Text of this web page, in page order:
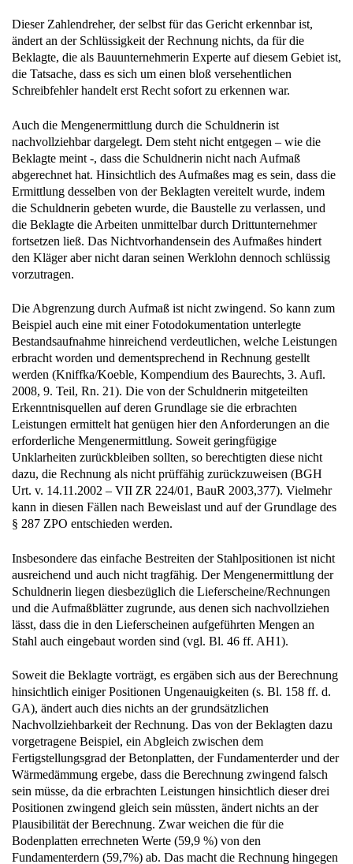
Dieser Zahlendreher, der selbst für das Gericht erkennbar ist,
ändert an der Schlüssigkeit der Rechnung nichts, da für die
Beklagte, die als Bauunternehmerin Experte auf diesem Gebiet ist,
die Tatsache, dass es sich um einen bloß versehentlichen
Schreibfehler handelt erst Recht sofort zu erkennen war.
Auch die Mengenermittlung durch die Schuldnerin ist
nachvollziehbar dargelegt. Dem steht nicht entgegen – wie die
Beklagte meint -, dass die Schuldnerin nicht nach Aufmaß
abgerechnet hat. Hinsichtlich des Aufmaßes mag es sein, dass die
Ermittlung desselben von der Beklagten vereitelt wurde, indem
die Schuldnerin gebeten wurde, die Baustelle zu verlassen, und
die Beklagte die Arbeiten unmittelbar durch Drittunternehmer
fortsetzen ließ. Das Nichtvorhandensein des Aufmaßes hindert
den Kläger aber nicht daran seinen Werklohn dennoch schlüssig
vorzutragen.
Die Abgrenzung durch Aufmaß ist nicht zwingend. So kann zum
Beispiel auch eine mit einer Fotodokumentation unterlegte
Bestandsaufnahme hinreichend verdeutlichen, welche Leistungen
erbracht worden und dementsprechend in Rechnung gestellt
werden (Kniffka/Koeble, Kompendium des Baurechts, 3. Aufl.
2008, 9. Teil, Rn. 21). Die von der Schuldnerin mitgeteilten
Erkenntnisquellen auf deren Grundlage sie die erbrachten
Leistungen ermittelt hat genügen hier den Anforderungen an die
erforderliche Mengenermittlung. Soweit geringfügige
Unklarheiten zurückbleiben sollten, so berechtigten diese nicht
dazu, die Rechnung als nicht prüffähig zurückzuweisen (BGH
Urt. v. 14.11.2002 – VII ZR 224/01, BauR 2003,377). Vielmehr
kann in diesen Fällen nach Beweislast und auf der Grundlage des
§ 287 ZPO entschieden werden.
Insbesondere das einfache Bestreiten der Stahlpositionen ist nicht
ausreichend und auch nicht tragfähig. Der Mengenermittlung der
Schuldnerin liegen diesbezüglich die Lieferscheine/Rechnungen
und die Aufmaßblätter zugrunde, aus denen sich nachvollziehen
lässt, dass die in den Lieferscheinen aufgeführten Mengen an
Stahl auch eingebaut worden sind (vgl. Bl. 46 ff. AH1).
Soweit die Beklagte vorträgt, es ergäben sich aus der Berechnung
hinsichtlich einiger Positionen Ungenauigkeiten (s. Bl. 158 ff. d.
GA), ändert auch dies nichts an der grundsätzlichen
Nachvollziehbarkeit der Rechnung. Das von der Beklagten dazu
vorgetragene Beispiel, ein Abgleich zwischen dem
Fertigstellungsgrad der Betonplatten, der Fundamenterder und der
Wärmedämmung ergebe, dass die Berechnung zwingend falsch
sein müsse, da die erbrachten Leistungen hinsichtlich dieser drei
Positionen zwingend gleich sein müssten, ändert nichts an der
Plausibilität der Berechnung. Zwar weichen die für die
Bodenplatten errechneten Werte (59,9 %) von den
Fundamenterdern (59,7%) ab. Das macht die Rechnung hingegen